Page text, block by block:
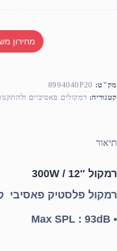
מחירון
מק"ט: 8994040P20
קטגוריה: רמקולים פאסיביים
תיאור
רמקול 12″ / 300W
רמקול פלסטיק פאסיבי
• Max SPL : 93dB